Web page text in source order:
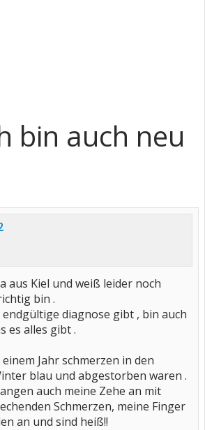
bin auch neu
aus Kiel und weiß leider noch
bin .
endgültige diagnose gibt , bin auch
es alles gibt .
Jahr schmerzen in den
blau und abgestorben waren .
auch meine Zehe an mit
Schmerzen, meine Finger
an und sind heiß!!